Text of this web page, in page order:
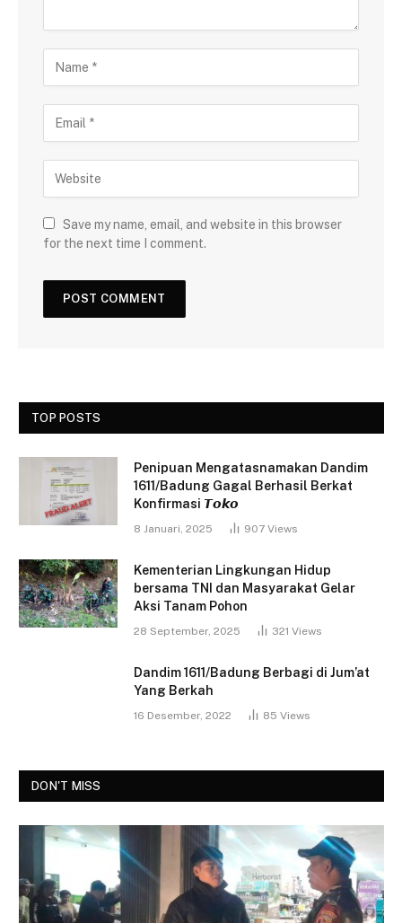
Save my name, email, and website in this browser
for the next time I comment.
TOP POSTS
Penipuan Mengatasnamakan Dandim
1611/Badung Gagal Berhasil Berkat
Konfirmasi 𝙏𝙤𝙠𝙤
8 Januari, 2025 907 Views
Kementerian Lingkungan Hidup
bersama TNI dan Masyarakat Gelar
Aksi Tanam Pohon
28 September, 2025 321 Views
Dandim 1611/Badung Berbagi di Jum’at
Yang Berkah
16 Desember, 2022 85 Views
DON'T MISS